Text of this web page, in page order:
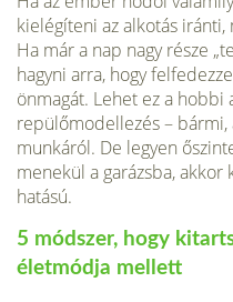
kielégíteni az alkotás
Ha már a nap nagy része
hagyni arra, hogy
önmagát. Lehet ez a hobbi
repülőmodellezés –
munkáról. De legyen
menekül a garázsba,
hatású.
5 módszer, hogy
életmódja mellett